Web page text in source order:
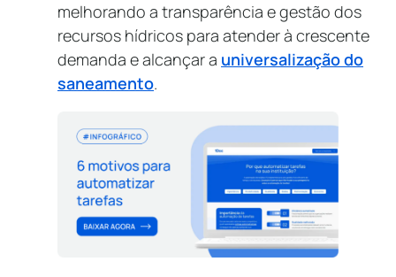
melhorando a transparência e gestão dos
recursos hídricos para atender à crescente
demanda e alcançar a universalização do
saneamento.